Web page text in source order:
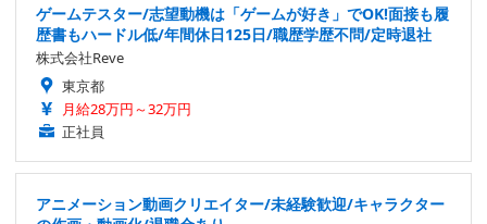
ゲームテスター/志望動機は「ゲームが好き」でOK!面接も履
歴書もハードル低/年間休日125日/職歴学歴不問/定時退社
株式会社Reve
東京都
月給28万円～32万円
正社員
アニメーション動画クリエイター/未経験歓迎/キャラクター